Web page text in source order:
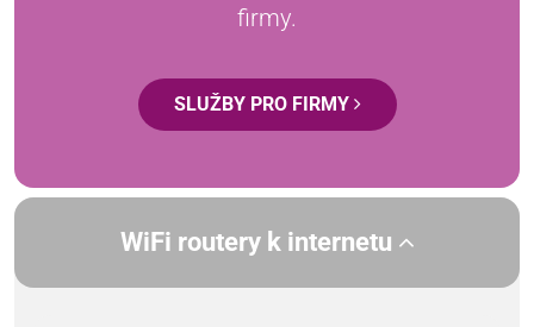
firmy.
SLUŽBY PRO FIRMY
WiFi routery k internetu